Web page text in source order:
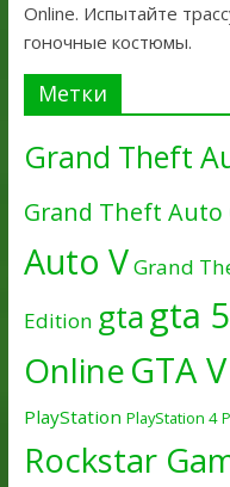
Online. Испытайте
гоночные костюмы.
Метки
Grand Theft
Grand Theft Auto
Auto VGrand
Edition gtagta 5
OnlineGTA V
PlayStation PlayStation 4
Rockstar